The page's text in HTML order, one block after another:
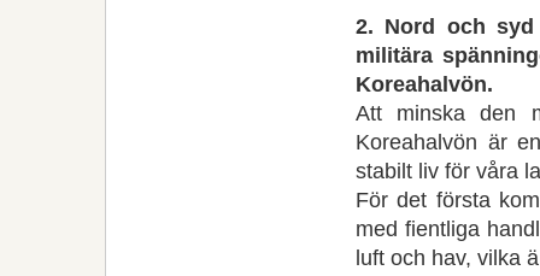
2. Nord och
militära
Koreahalvön.
Att minska den
Koreahalvön är
stabilt liv för våra
För det första
med fientliga
luft och hav, vilka